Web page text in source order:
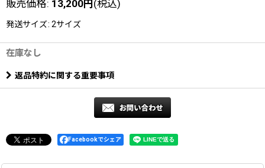
販売価格: 13,200円(税込)
発送サイズ: 2サイズ
在庫なし
返品特約に関する重要事項
Facebookでシェア